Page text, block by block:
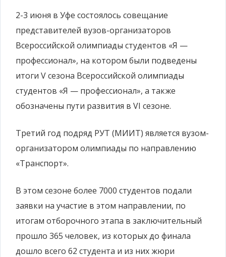
2-3 июня в Уфе состоялось совещание
представителей вузов-организаторов
Всероссийской олимпиады студентов «Я —
профессионал», на котором были подведены
итоги V сезона Всероссийской олимпиады
студентов «Я — профессионал», а также
обозначены пути развития в VI сезоне.
Третий год подряд РУТ (МИИТ) является вузом-
организатором олимпиады по направлению
«Транспорт».
В этом сезоне более 7000 студентов подали
заявки на участие в этом направлении, по
итогам отборочного этапа в заключительный
прошло 365 человек, из которых до финала
дошло всего 62 студента и из них жюри